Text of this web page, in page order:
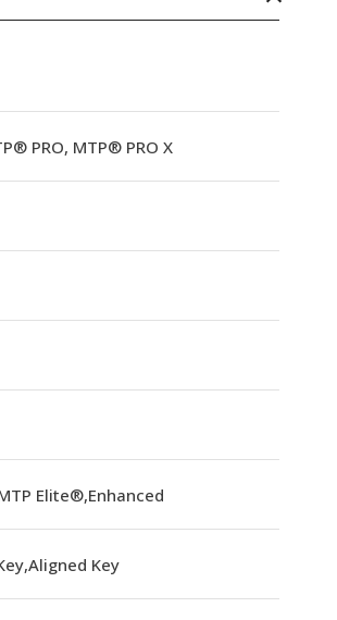
PRO, MTP® PRO X
Elite®,Enhanced
Key